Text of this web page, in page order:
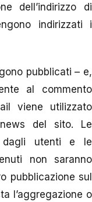
dell’indirizzo di
indirizzati i
pubblicati – e,
al commento
viene utilizzato
del sito. Le
dagli utenti e le
non saranno
pubblicazione sul
l’aggregazione o